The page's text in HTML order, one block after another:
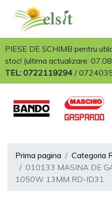
PIESE DE SCHIMB pentru
stoc! (ultima actualizare:
TEL: 0722119294 /
Prima pagina
Categoria
010133 MASINA DE
1050W 13MM RD-ID31